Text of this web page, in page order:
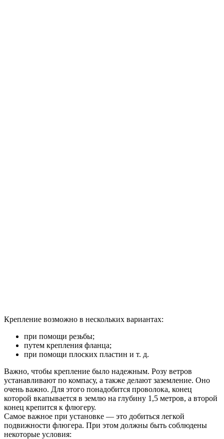
Крепление возможно в нескольких вариантах:
при помощи резьбы;
путем крепления фланца;
при помощи плоских пластин и т. д.
Важно, чтобы крепление было надежным. Розу ветров
устанавливают по компасу, а также делают заземление. Оно
очень важно. Для этого понадобится проволока, конец
которой вкапывается в землю на глубину 1,5 метров, а второй
конец крепится к флюгеру.
Самое важное при установке — это добиться легкой
подвижности флюгера. При этом должны быть соблюдены
некоторые условия: